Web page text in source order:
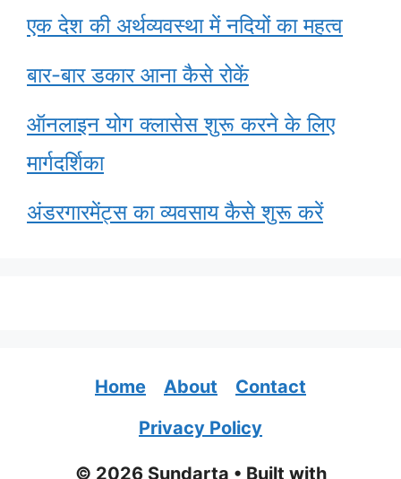
एक देश की अर्थव्यवस्था में नदियों का महत्व
बार-बार डकार आना कैसे रोकें
ऑनलाइन योग क्लासेस शुरू करने के लिए
मार्गदर्शिका
अंडरगारमेंट्स का व्यवसाय कैसे शुरू करें
Home About
Contact
Privacy Policy
© 2026 Sundarta • Built with